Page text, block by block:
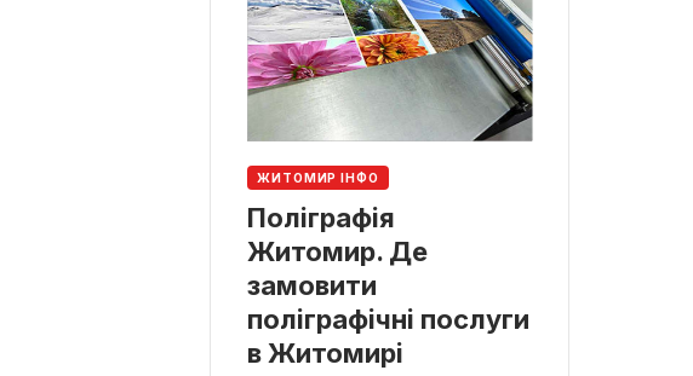
ЖИТОМИР ІНФО
Поліграфія
Житомир. Де
замовити
поліграфічні послуги
в Житомирі